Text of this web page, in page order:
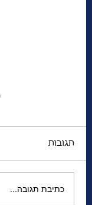
אברהם
תגובות
כתיבת תגובה...